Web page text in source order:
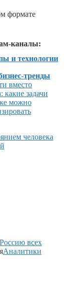
формате
каналы:
и технологии
тренды
вместо
какие задачи
можно
человека
всех
Аналитики